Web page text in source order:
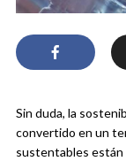
Sin duda, la
convertido en un
sustentables están